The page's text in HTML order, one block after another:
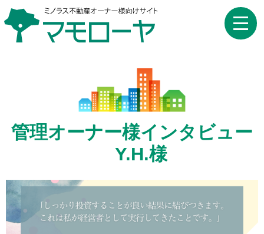
toggle
管理オーナー様インタビュー
Y.H.様